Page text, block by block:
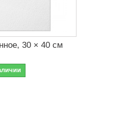
30 × 40 см